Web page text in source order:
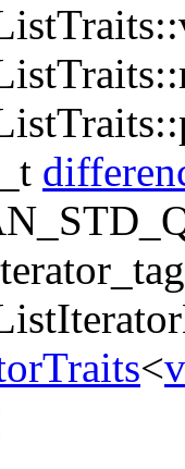
<